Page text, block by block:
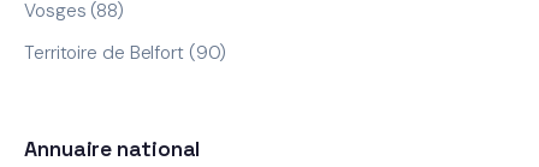
Vosges (88)
Territoire de Belfort (90)
Annuaire national